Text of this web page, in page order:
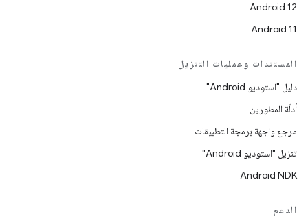
Android 12
Android 11
المستندات وعمليات التنزيل
دليل "استوديو Android"
أدلّة المطورين
مرجع واجهة برمجة التطبيقات
تنزيل "استوديو Android"
Android NDK
الدعم